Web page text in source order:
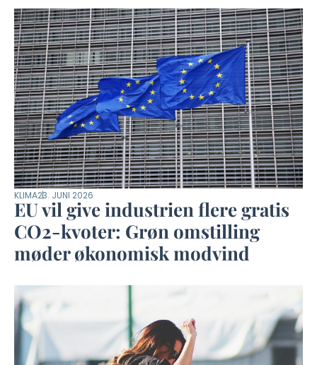
KLIMA23. JUNI 2026
EU vil give industrien flere gratis
CO2-kvoter: Grøn omstilling
møder økonomisk modvind